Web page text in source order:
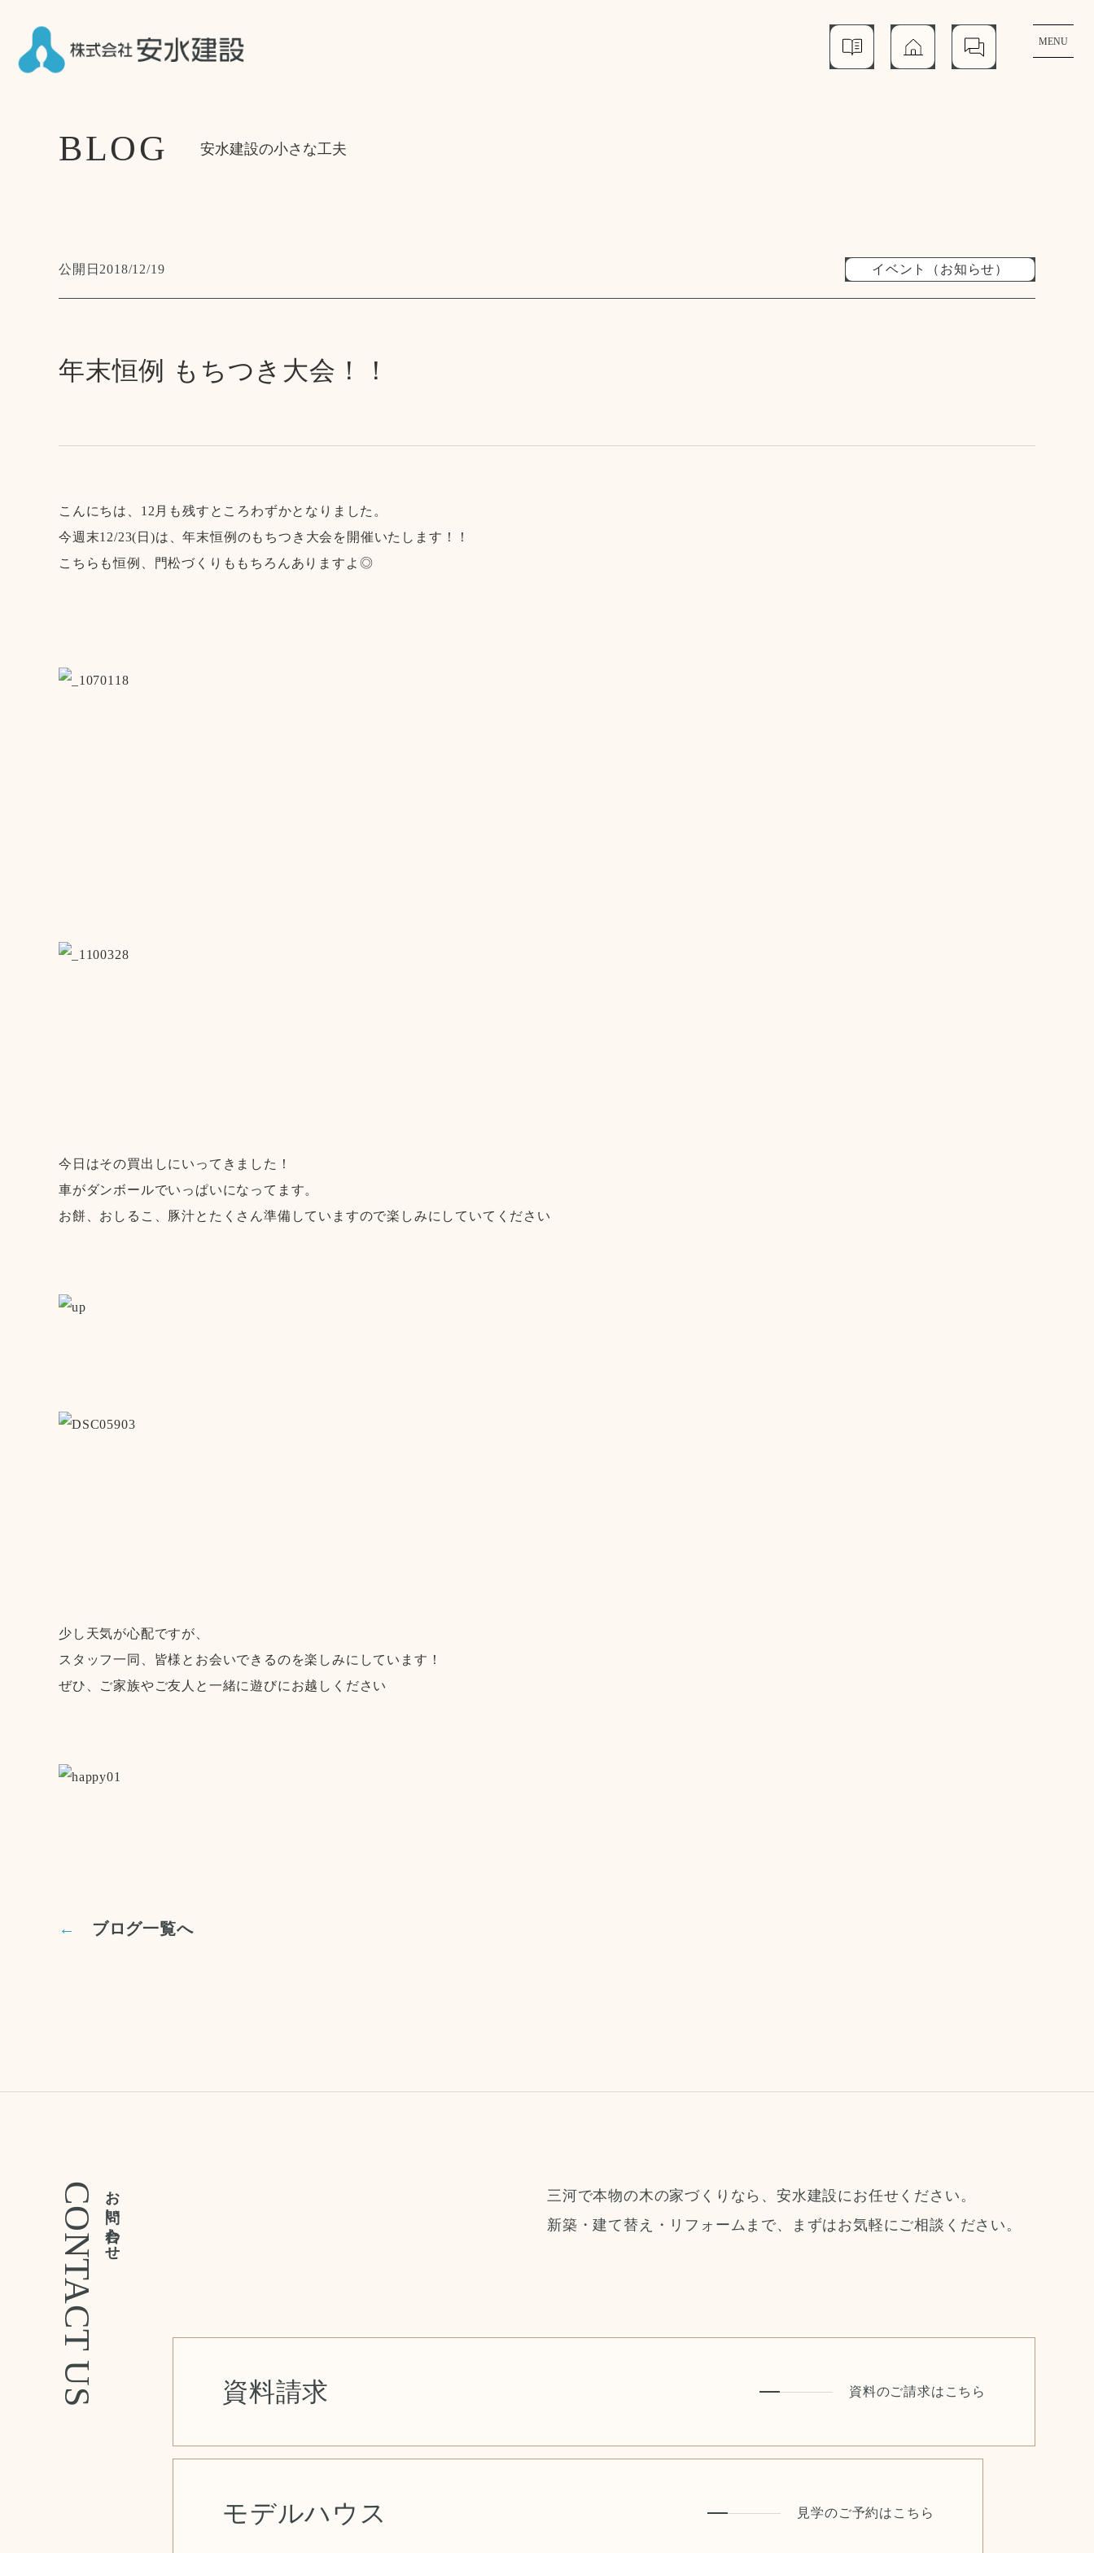
資
モ
個
MENU
BLOG 安水建設の小さな工夫
公開日 2018/12/19 イベント（お知らせ）
年末恒例 もちつき大会！！
こんにちは、12月も残すところわずかとなりました。
今週末12/23(日)は、年末恒例のもちつき大会を開催いたします！！
こちらも恒例、門松づくりももちろんありますよ◎
今日はその買出しにいってきました！
車がダンボールでいっぱいになってます。
お餅、おしるこ、豚汁とたくさん準備していますので楽しみにしていてください
少し天気が心配ですが、
スタッフ一同、皆様とお会いできるのを楽しみにしています！
ぜひ、ご家族やご友人と一緒に遊びにお越しください
← ブログ一覧へ
お問い合わせ
CONTACT US
三河で本物の木の家づくりなら、安水建設にお任せください。
新築・建て替え・リフォームまで、まずはお気軽にご相談ください。
資料請求 資料のご請求はこちら
モデルハウス 見学のご予約はこちら